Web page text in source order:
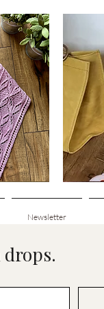
Basic
Down
Socks
Newsletter